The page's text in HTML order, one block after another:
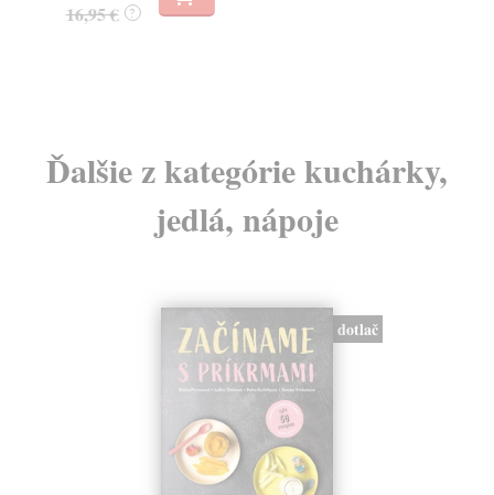
16,95 € ?
Ďalšie z kategórie kuchárky,
jedlá, nápoje
dotlač